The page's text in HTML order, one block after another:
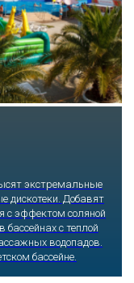
экстремальные
дискотеки. Добавят
с эффектом соляной
с теплой
водопадов.
бассейне.